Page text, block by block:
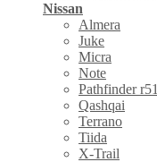
Nissan
Almera
Juke
Micra
Note
Pathfinder r51
Qashqai
Terrano
Tiida
X-Trail